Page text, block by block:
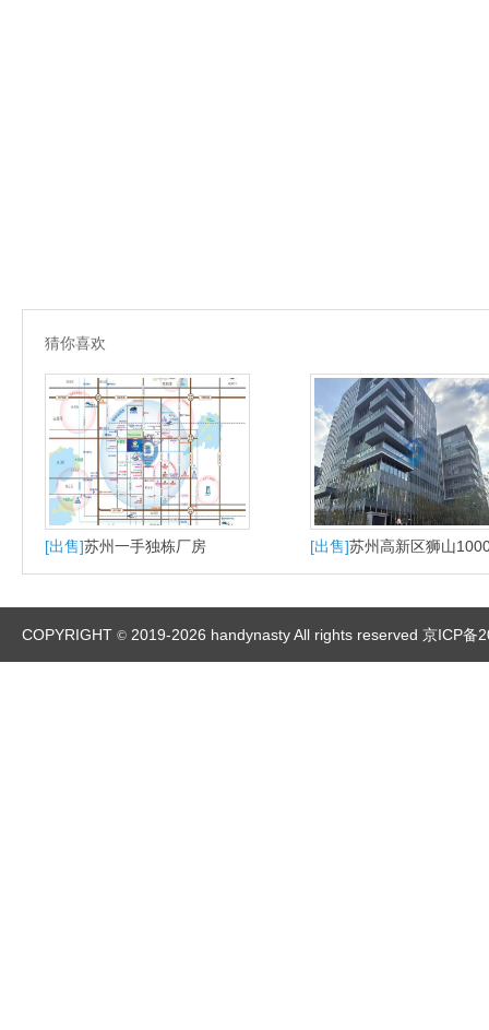
猜你喜欢
[出售]苏州一手独栋厂房 [出售]苏州高新区狮山
大平层户型适合研发办公
产
COPYRIGHT © 2019-2026 handynasty All rights reserved 京ICP备